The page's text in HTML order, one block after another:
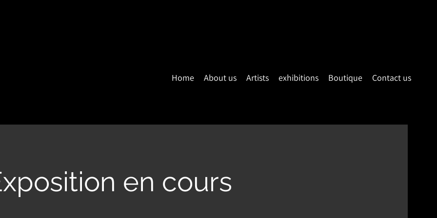
Home About us Artists exhibitions Boutique Contact us
en cours